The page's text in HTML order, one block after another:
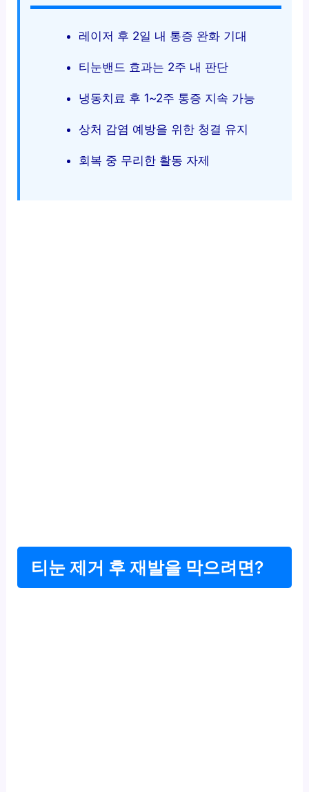
레이저 후 2일 내 통증 완화 기대
티눈밴드 효과는 2주 내 판단
냉동치료 후 1~2주 통증 지속 가능
상처 감염 예방을 위한 청결 유지
회복 중 무리한 활동 자제
티눈 제거 후 재발을 막으려면?